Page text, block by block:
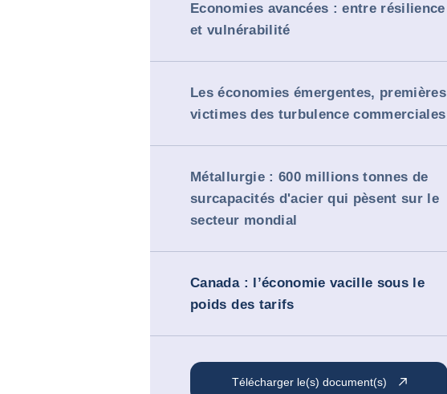
Economies avancées : entre résilience
et vulnérabilité
Les économies émergentes, premières
victimes des turbulence commerciales
Métallurgie : 600 millions tonnes de
surcapacités d'acier qui pèsent sur le
secteur mondial
Canada : l’économie vacille sous le
poids des tarifs
Télécharger le(s) document(s)